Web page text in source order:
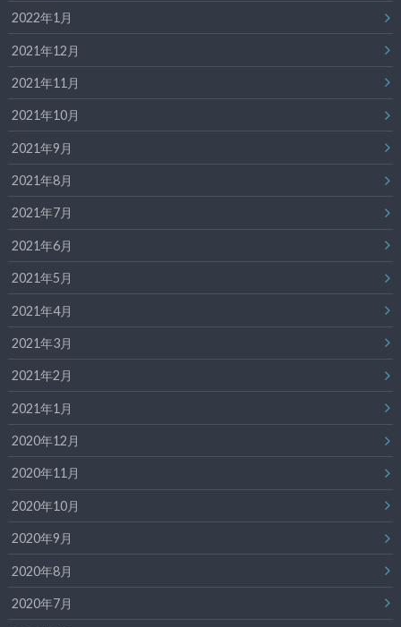
2022年1月
2021年12月
2021年11月
2021年10月
2021年9月
2021年8月
2021年7月
2021年6月
2021年5月
2021年4月
2021年3月
2021年2月
2021年1月
2020年12月
2020年11月
2020年10月
2020年9月
2020年8月
2020年7月